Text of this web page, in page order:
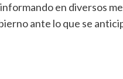
en diversos
ante lo que se